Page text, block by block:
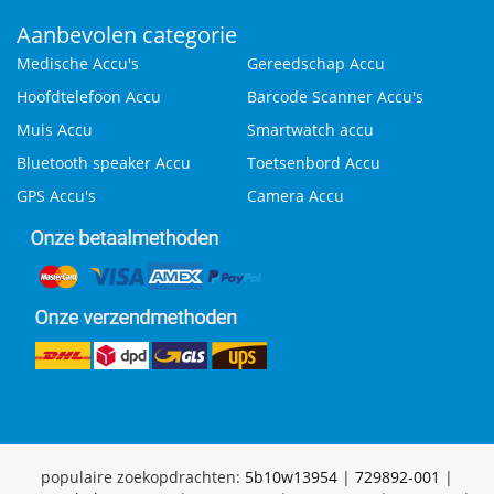
Aanbevolen categorie
Medische Accu's
Gereedschap Accu
Hoofdtelefoon Accu
Barcode Scanner Accu's
Muis Accu
Smartwatch accu
Bluetooth speaker Accu
Toetsenbord Accu
GPS Accu's
Camera Accu
populaire zoekopdrachten: 5b10w13954 | 729892-001 |